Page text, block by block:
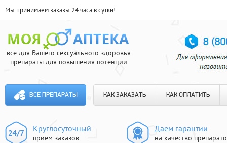
Мы принимаем заказы 24 часа в сутки!
все для Вашего сексуального здоровья
препараты для повышения потенции
ВСЕ ПРЕПАРАТЫ КАК ЗАКАЗАТЬ КАК ОПЛАТИТЬ
Круглосуточный
прием заказов
Даем гарантии
на качество